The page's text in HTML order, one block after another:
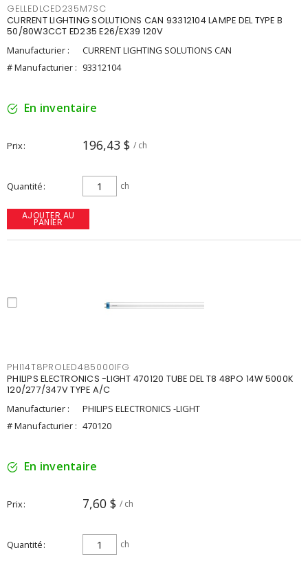
GELLEDLCED235M7SC
CURRENT LIGHTING SOLUTIONS CAN 93312104 LAMPE DEL TYPE B
50/80W3CCT ED235 E26/EX39 120V
Manufacturier :
CURRENT LIGHTING SOLUTIONS CAN
# Manufacturier : 93312104
En inventaire
Prix 196,43 $ / ch
Quantité ch
AJOUTER AU
PANIER
PHI14T8PROLED485000IFG
PHILIPS ELECTRONICS -LIGHT 470120 TUBE DEL T8 48PO 14W 5000K
120/277/347V TYPE A/C
Manufacturier :
PHILIPS ELECTRONICS -LIGHT
# Manufacturier : 470120
En inventaire
Prix 7,60 $ / ch
Quantité ch